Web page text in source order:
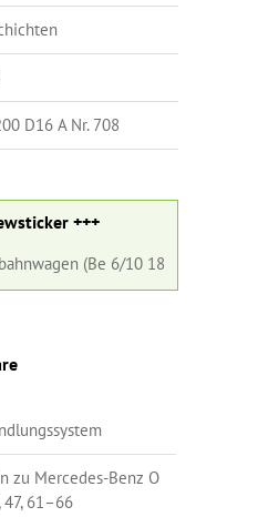
D16 A Nr. 708
+++
182) und ein Gelenkbus (Nr. 98)
zu Mercedes-Benz O
61–66